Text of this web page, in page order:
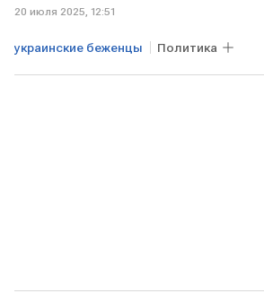
20 июля 2025, 12:51
украинские беженцы Политика
УКРАИНА ПОЛЬША ФРАНЦИЯ